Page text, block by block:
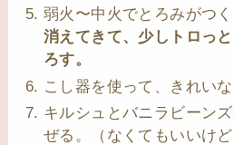
弱火〜中火でとろみがつく
消えてきて、少しトロっ
ろす。
こし器を使って、きれいな
キルシュとバニラビーン
ぜる。（なくてもいいけ